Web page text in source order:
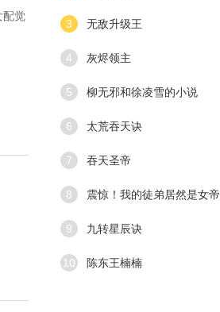
配觉
3 无敌升级王
4 灰烬领主
5 柳无邪和徐凌雪的小说
6 太荒吞天诀
7 吞天圣帝
8 震惊！我的徒弟居然是女帝
9 九转星辰诀
10 陈东王楠楠